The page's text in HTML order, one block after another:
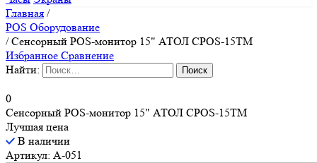
Главная /
POS Оборудование
/Сенсорный POS-монитор 15" АТОЛ CPOS-15TM
Избранное Сравнение
Найти:
0
Сенсорный POS-монитор 15" АТОЛ CPOS-15TM
Лучшая цена
В наличии
Артикул: A-051